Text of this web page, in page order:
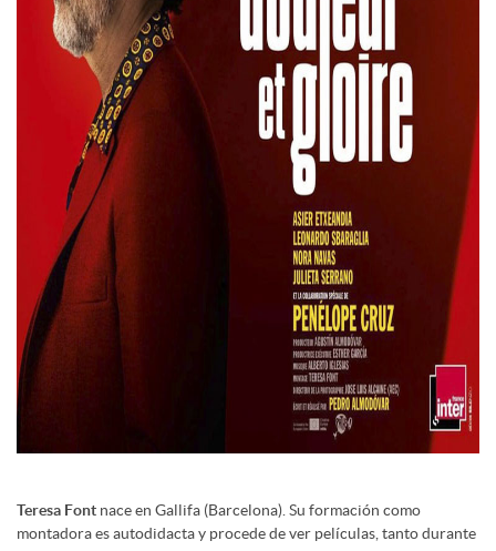
Teresa Font nace en Gallifa (Barcelona). Su formación como
montadora es autodidacta y procede de ver películas, tanto durante